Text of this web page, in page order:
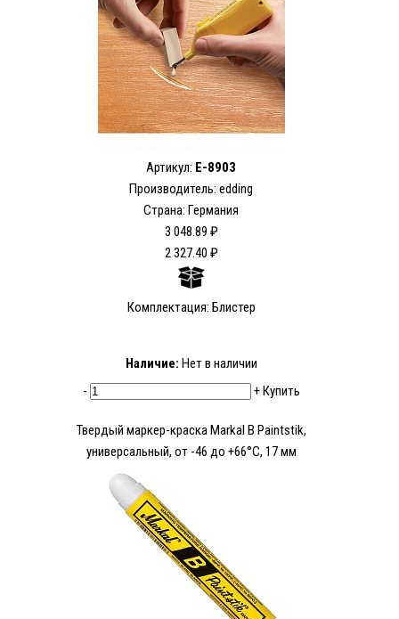
Артикул: E-8903
Производитель: edding
Страна: Германия
3 048.89 ₽
2 327.40 ₽
Комплектация: Блистер
Наличие: Нет в наличии
-
+Купить
Твердый маркер-краска Markal B Paintstik,
универсальный, от -46 до +66°C, 17 мм